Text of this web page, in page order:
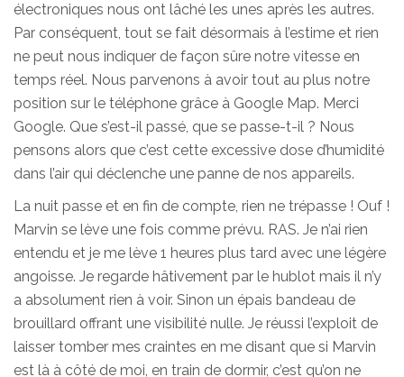
électroniques nous ont lâché les unes après les autres.
Par conséquent, tout se fait désormais à l’estime et rien
ne peut nous indiquer de façon sûre notre vitesse en
temps réel. Nous parvenons à avoir tout au plus notre
position sur le téléphone grâce à Google Map. Merci
Google. Que s’est-il passé, que se passe-t-il ? Nous
pensons alors que c’est cette excessive dose d’humidité
dans l’air qui déclenche une panne de nos appareils.
La nuit passe et en fin de compte, rien ne trépasse ! Ouf !
Marvin se lève une fois comme prévu. RAS. Je n’ai rien
entendu et je me lève 1 heures plus tard avec une légère
angoisse. Je regarde hâtivement par le hublot mais il n’y
a absolument rien à voir. Sinon un épais bandeau de
brouillard offrant une visibilité nulle. Je réussi l’exploit de
laisser tomber mes craintes en me disant que si Marvin
est là à côté de moi, en train de dormir, c’est qu’on ne